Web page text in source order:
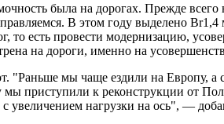
была на дорогах. Прежде всего
В этом году выделено
то есть провести модернизацию,
на дороги, именно на
"Раньше мы чаще ездили на Европу, а
к реконструкции от
увеличением нагрузки на ось", —